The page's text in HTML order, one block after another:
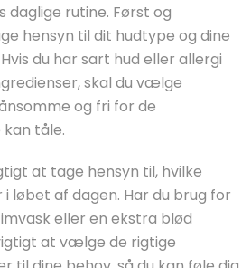
daglige rutine. Først og
hensyn til dit hudtype og dine
du har sart hud eller allergi
skal du vælge
og fri for de
kan tåle.
at tage hensyn til, hvilke
løbet af dagen. Har du brug for
eller en ekstra blød
at vælge de rigtige